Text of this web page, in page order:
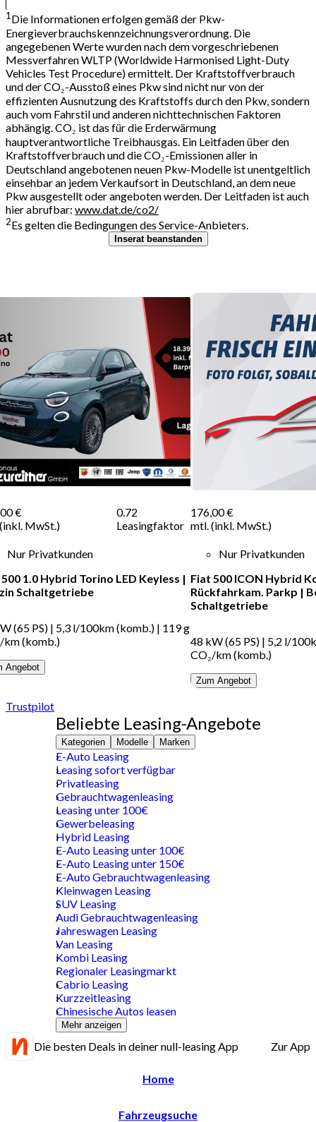
1Die Informationen erfolgen gemäß der Pkw-
Energieverbrauchskennzeichnungsverordnung. Die
angegebenen Werte wurden nach dem vorgeschriebenen
Messverfahren WLTP (Worldwide Harmonised Light-Duty
Vehicles Test Procedure) ermittelt. Der Kraftstoffverbrauch
und der CO₂-Ausstoß eines Pkw sind nicht nur von der
effizienten Ausnutzung des Kraftstoffs durch den Pkw, sondern
auch vom Fahrstil und anderen nichttechnischen Faktoren
abhängig. CO₂ ist das für die Erderwärmung
hauptverantwortliche Treibhausgas. Ein Leitfaden über den
Kraftstoffverbrauch und die CO₂-Emissionen aller in
Deutschland angebotenen neuen Pkw-Modelle ist unentgeltlich
einsehbar an jedem Verkaufsort in Deutschland, an dem neue
Pkw ausgestellt oder angeboten werden. Der Leitfaden ist auch
hier abrufbar: www.dat.de/co2/
2Es gelten die Bedingungen des Service-Anbieters.
Inserat beanstanden
€
MwSt.)
0.72
Leasingfaktor
Nur Privatkunden
1.0 Hybrid Torino LED Keyless |
Schaltgetriebe
(65 PS) | 5,3 l/100km (komb.) | 119 g
km (komb.)
Angebot
176,00 €
mtl. (inkl. MwSt.)
Nur Privatkunden
Fiat 500 ICON Hybrid
Rückfahrkam. Parkp |
Schaltgetriebe
48 kW (65 PS) | 5,2 l/
CO₂/km (komb.)
Zum Angebot
Trustpilot
Beliebte Leasing-Angebote
Kategorien Modelle Marken
E-Auto Leasing
Leasing sofort verfügbar
Privatleasing
Gebrauchtwagenleasing
Leasing unter 100€
Gewerbeleasing
Hybrid Leasing
E-Auto Leasing unter 100€
E-Auto Leasing unter 150€
E-Auto Gebrauchtwagenleasing
Kleinwagen Leasing
SUV Leasing
Audi Gebrauchtwagenleasing
Jahreswagen Leasing
Van Leasing
Kombi Leasing
Regionaler Leasingmarkt
Cabrio Leasing
Kurzzeitleasing
Chinesische Autos leasen
Mehr anzeigen
Die besten Deals in deiner null-leasing App Zur App
Home
Fahrzeugsuche